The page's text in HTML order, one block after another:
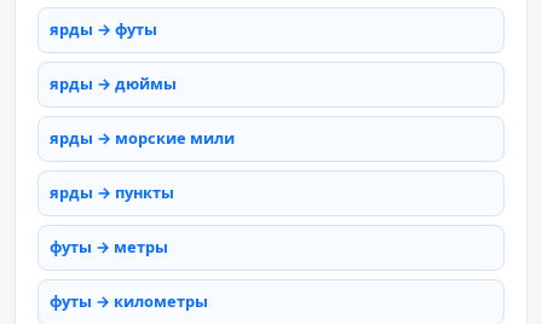
ярды → футы
ярды → дюймы
ярды → морские мили
ярды → пункты
футы → метры
футы → километры